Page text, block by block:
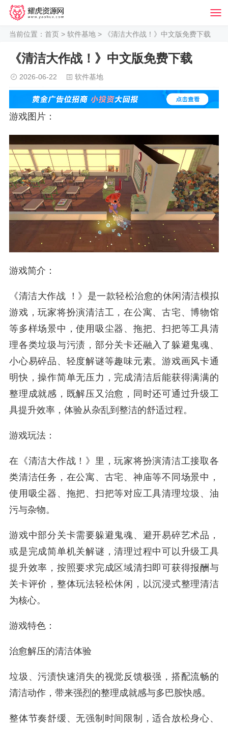
当前位置： 首页 > 软件基地 > 《清洁大作战！》中文版免费下载
《清洁大作战！》中文版免费下载
2026-06-22 软件基地
游戏图片：
游戏简介：
《清洁大作战 ！》是一款轻松治愈的休闲清洁模拟
游戏，玩家将扮演清洁工，在公寓、古宅、博物馆
等多样场景中，使用吸尘器、拖把、扫把等工具清
理各类垃圾与污渍，部分关卡还融入了躲避鬼魂、
小心易碎品、轻度解谜等趣味元素。游戏画风卡通
明快，操作简单无压力，完成清洁后能获得满满的
整理成就感，既解压又治愈，同时还可通过升级工
具提升效率，体验从杂乱到整洁的舒适过程。
游戏玩法：
在《清洁大作战！》里，玩家将扮演清洁工接取各
类清洁任务，在公寓、古宅、神庙等不同场景中，
使用吸尘器、拖把、扫把等对应工具清理垃圾、油
污与杂物。
游戏中部分关卡需要躲避鬼魂、避开易碎艺术品，
或是完成简单机关解谜，清理过程中可以升级工具
提升效率，按照要求完成区域清扫即可获得报酬与
关卡评价，整体玩法轻松休闲，以沉浸式整理清洁
为核心。
游戏特色：
治愈解压的清洁体验
垃圾、污渍快速消失的视觉反馈极强，搭配流畅的
清洁动作，带来强烈的整理成就感与多巴胺快感。
整体节奏舒缓、无强制时间限制，适合放松身心、